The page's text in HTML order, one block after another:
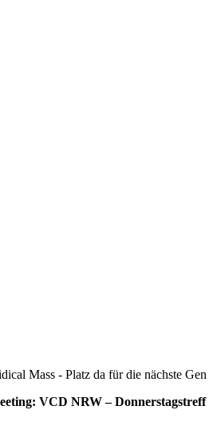
Mass - Platz da für die nächste
VCD NRW – Donnerstagstreff